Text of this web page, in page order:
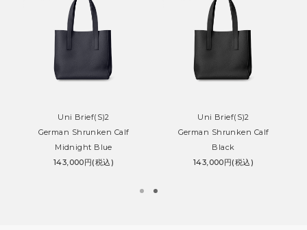
Uni Brief(S)2
German Shrunken Calf
Midnight Blue
143,000円(税込)
Uni Brief(S)2
German Shrunken Calf
Black
143,000円(税込)